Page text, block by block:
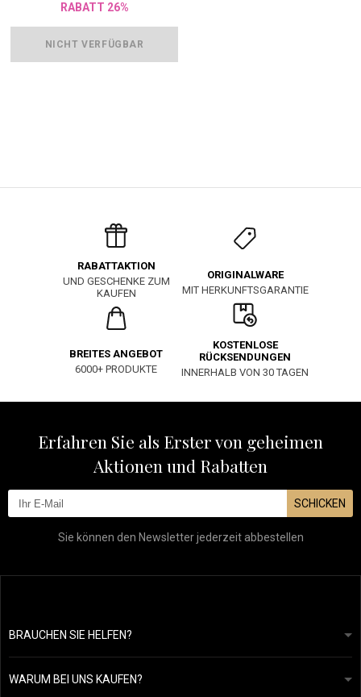
RABATT 26%
NICHT VERFÜGBAR
RABATTAKTION
UND GESCHENKE ZUM
KAUFEN
ORIGINALWARE
MIT HERKUNFTSGARANTIE
BREITES ANGEBOT
6000+ PRODUKTE
KOSTENLOSE
RÜCKSENDUNGEN
INNERHALB VON 30 TAGEN
Erfahren Sie als Erster von geheimen
Aktionen und Rabatten
SCHICKEN
Sie können den Newsletter jederzeit abbestellen
BRAUCHEN SIE HELFEN?
info@mapeja.de
Wir werden innerhalb von 24 Stunden antworten.
WARUM BEI UNS KAUFEN?
Allgemeine geschäftsbedingungen
Datenschutzerklärung
Unsere Geschichte